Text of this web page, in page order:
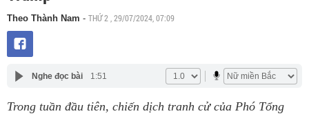
Theo Thành Nam - THỨ 2 , 29/07/2024, 07:09
Nghe đọc bài 1:51
Trong tuần đầu tiên, chiến dịch tranh cử của Phó Tổng